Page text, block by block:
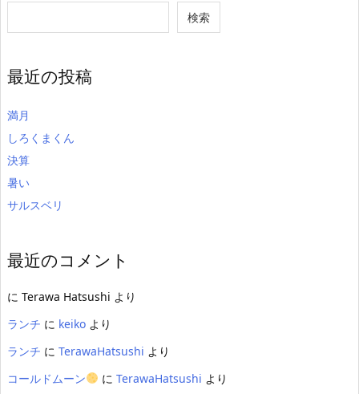
検索
最近の投稿
満月
しろくまくん
決算
暑い
サルスベリ
最近のコメント
に Terawa Hatsushi より
ランチ に keiko より
ランチ に TerawaHatsushi より
コールドムーン
に TerawaHatsushi より